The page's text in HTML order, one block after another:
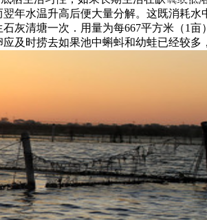
年水温升高后便大量分解。这既消耗
灰清塘一次．用量为每667平方米（1
及时捞去如果池中蝌蚪和幼蛙已经较多